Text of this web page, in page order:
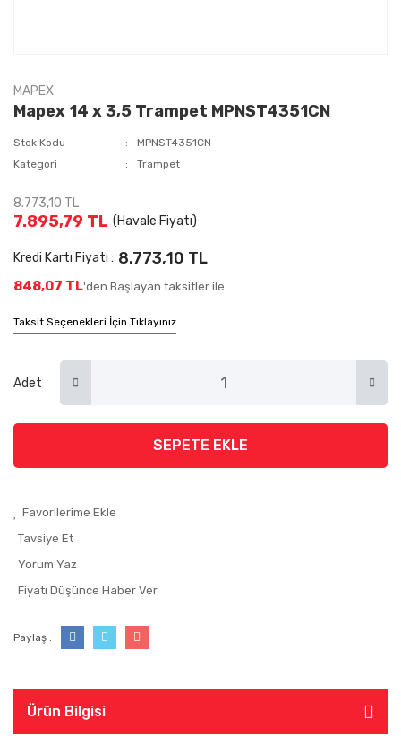
MAPEX
Mapex 14 x 3,5 Trampet MPNST4351CN
Stok Kodu
MPNST4351CN
Kategori
Trampet
8.773,10 TL
7.895,79 TL (Havale Fiyatı)
Kredi Kartı Fiyatı : 8.773,10 TL
848,07 TL'den Başlayan taksitler ile..
Taksit Seçenekleri İçin Tıklayınız
Adet
SEPETE EKLE
Tavsiye Et
Yorum Yaz
Fiyatı Düşünce Haber Ver
Paylaş :
Ürün Bilgisi